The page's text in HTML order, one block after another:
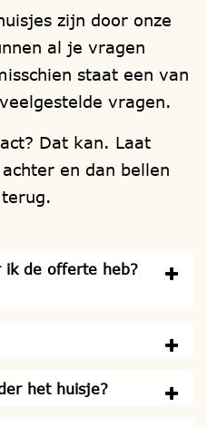
zijn door onze
al je vragen
staat een van
vragen.
Dat kan. Laat
en dan bellen
ik de offerte heb?
het huisje?